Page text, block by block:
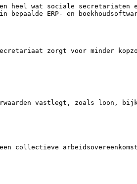
heel wat sociale secretariaten
ERP- en
zorgt voor minder
vastlegt, zoals loon,
collectieve